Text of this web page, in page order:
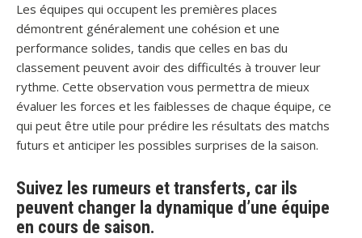
Les équipes qui occupent les premières places
démontrent généralement une cohésion et une
performance solides, tandis que celles en bas du
classement peuvent avoir des difficultés à trouver leur
rythme. Cette observation vous permettra de mieux
évaluer les forces et les faiblesses de chaque équipe, ce
qui peut être utile pour prédire les résultats des matchs
futurs et anticiper les possibles surprises de la saison.
Suivez les rumeurs et transferts, car ils
peuvent changer la dynamique d’une équipe
en cours de saison.